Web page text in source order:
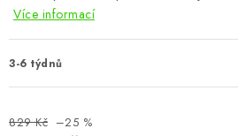
Vše o nákupu
Více informací
3-6 týdnů
829 Kč –25 %